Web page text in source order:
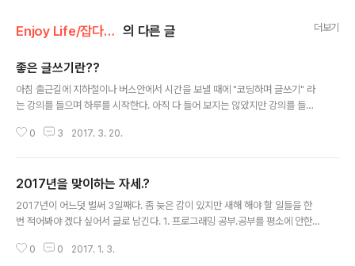
Enjoy Life/잡다구레 의 다른 글 더보기
좋은 글쓰기란??
아침 출근길에 지하철이나 버스안에서 시간을 보낼 때에 "코딩하며 글쓰기" 라
는 강의를 들으며 하루를 시작한다. 아직 다 들어 보지는 않았지만 강의를 들으
라. 책을 많이 읽으면 어휘력이나 상상력이 풍부해져서 글쓰기에 많은 도움이
수 있다. 어떻게 보면 당연한 일인데 생각만큼 실천이 쉽지가 않다. 책 선정 과정
에서 부터 어떤 책을 읽어야 할까, 시간이 날때마다 과연 틈틈이 읽을 수 있을까,
고민하고 망설이다 보면 결국 책읽기는 뒷전으로 밀리기 쉽상이다. 글을 쓴느
0 3 2017. 3. 20.
2017년을 맞이하는 자세.?
2017년이 어느덧 벌써 3일째다. 좀 늦은 감이 있지만 새해 해야 할 일들을 한
번 적어봐야 겠다 싶어서 글로 남긴다. 1. 프로그래밍 공부.공부를 평소에 안한
느새 나만 저 멀리 뒤쳐져 있다는 생각이 들었다. 그리고 최근 몇년간 backen
0 0 2017. 1. 3.